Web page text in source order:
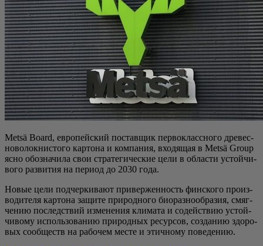
Metsä Board, евро­пей­ский постав­щик пер­во­класс­но­го дре­вес­
но­во­лок­ни­сто­го кар­то­на и ком­па­ния, вхо­дя­щая в Metsä Group
ясно обо­зна­чи­ла свои стра­те­ги­че­ские цели в обла­сти устой­чи­
во­го раз­ви­тия на пери­од до 2030 года.
Новые цели под­чер­ки­ва­ют при­вер­жен­ность фин­ско­го про­из­
во­ди­те­ля кар­то­на защи­те при­род­но­го био­раз­но­об­ра­зия, смяг­
че­нию послед­ствий изме­не­ния кли­ма­та и содей­ствию устой­
чи­во­му исполь­зо­ва­нию при­род­ных ресур­сов, созда­нию здо­ро­
вых сооб­ществ на рабо­чем месте и этич­но­му поведению.